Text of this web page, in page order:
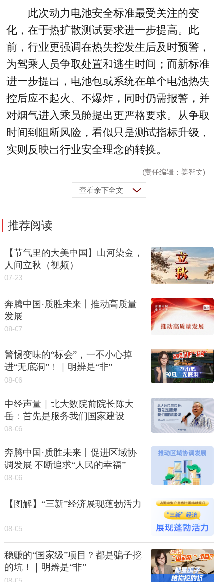
此次动力电池安全标准最受关注的变
化，在于热扩散测试要求进一步提高。此
前，行业更强调在热失控发生后及时预警，
为驾乘人员争取处置和逃生时间；而新标准
进一步提出，电池包或系统在单个电池热失
控后应不起火、不爆炸，同时仍需报警，并
对烟气进入乘员舱提出更严格要求。从争取
时间到阻断风险，看似只是测试指标升级，
实则反映出行业安全理念的转换。
(责任编辑：姜智文)
查看余下全文
推荐阅读
【节气里的大美中国】山河染金，
人间立秋（视频）
07-23
奔腾中国·质胜未来丨推动高质量
发展
08-07
警惕变味的“标会”，一不小心掉
进“无底洞”！｜明辨是“非”
08-06
中经声量｜北大数院前院长陈大
岳：首先是服务我们国家建设
08-06
奔腾中国·质胜未来丨促进区域协
调发展 不断追求“人民的幸福”
08-06
【图解】“三新”经济展现蓬勃活力
08-05
稳赚的“国家级”项目？都是骗子挖
的坑！｜明辨是“非”
08-05